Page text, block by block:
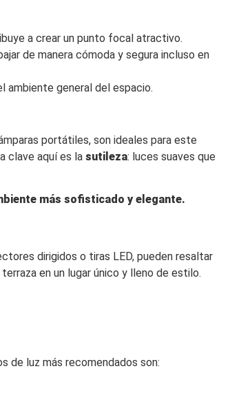
a crear un punto focal atractivo.
de manera cómoda y segura incluso en
ambiente general del espacio.
portátiles, son ideales para este
clave aquí es la sutileza: luces suaves que
más sofisticado y elegante.
dirigidos o tiras LED, pueden resaltar
en un lugar único y lleno de estilo.
de luz más recomendados son: